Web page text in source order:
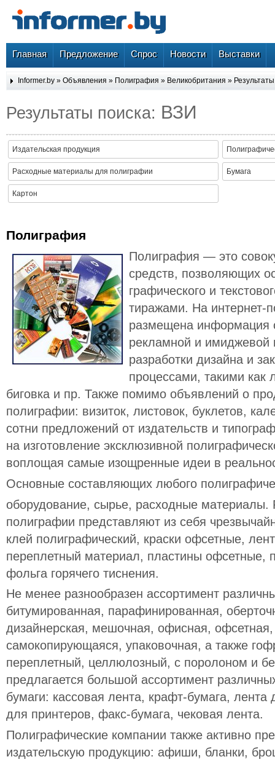
Главная Предложение Спрос Новости Выставки
Informer.by » Объявления » Полиграфия » Великобритания »
Результаты поиска: ВЗИ
Издательская продукция
Расходные материалы для полиграфии Бумага
Картон
Полиграфия
Полиграфия — это
средств, позволяющих
графического и
тиражами. На интернет-
размещена информация
рекламной и имиджевой
разработки дизайна и
процессами, такими
биговка и пр. Также помимо объявлений о
полиграфии: визиток, листовок, буклетов,
сотни предложений от издательств и
на изготовление эксклюзивной
воплощая самые изощренные идеи в
Основные составляющих любого
оборудование, сырье, расходные
полиграфии представляют из себя
клей полиграфический, краски офсетные,
переплетный материал, пластины офсетные,
фольга горячего тиснения.
Не менее разнообразен ассортимент
битумированная, парафинированная,
дизайнерская, мешочная, офисная,
самокопирующаяся, упаковочная, а также
переплетный, целлюлозный, с поролоном и
предлагается большой ассортимент
бумаги: кассовая лента, крафт-бумага,
для принтеров, факс-бумага, чековая лента.
Полиграфические компании также активно
издательскую продукцию: афиши, бланки,